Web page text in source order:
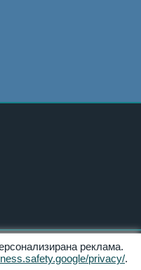
реклама.
privacy/.